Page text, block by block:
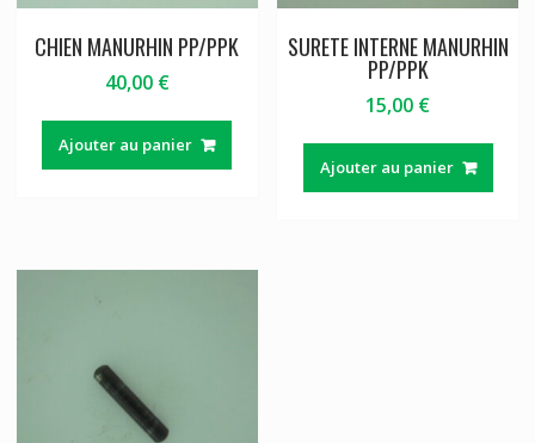
CHIEN MANURHIN PP/PPK
40,00 €
Ajouter au panier
SURETE INTERNE MANURHIN
PP/PPK
15,00 €
Ajouter au panier